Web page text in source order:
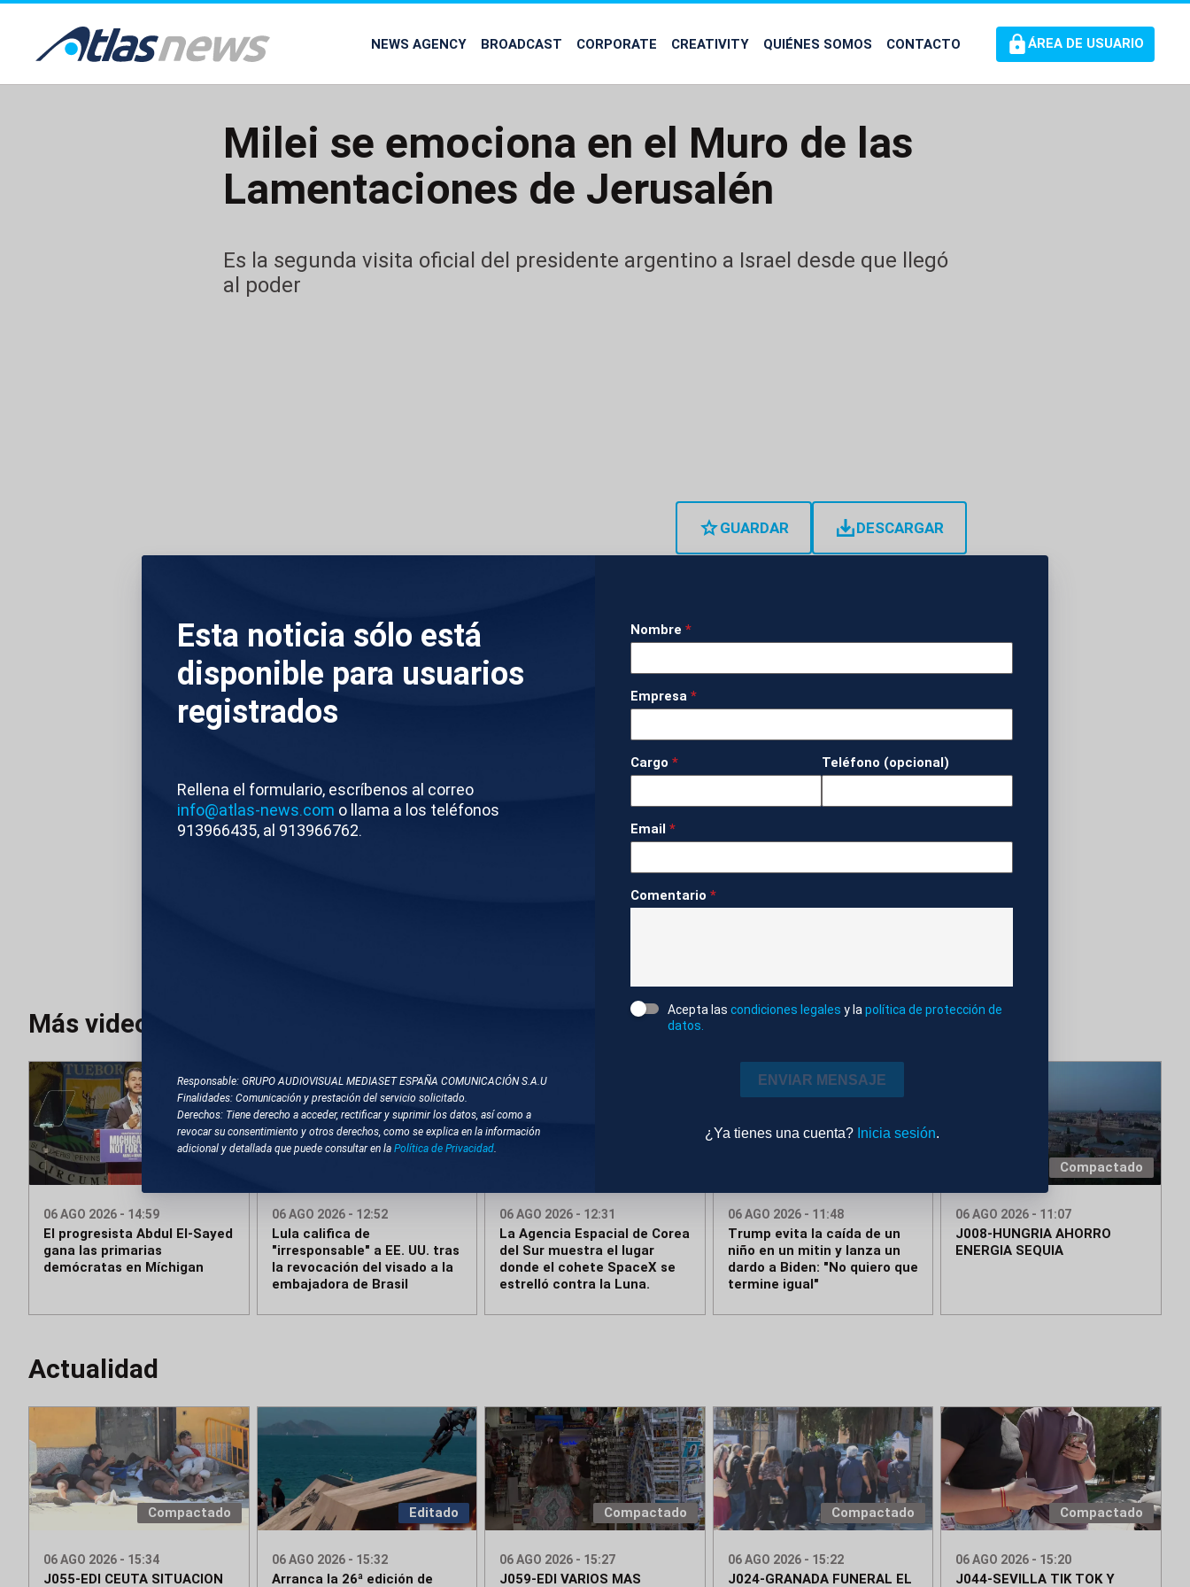
common.go-to-content
NEWS AGENCY BROADCAST CORPORATE CREATIVITY QUIÉNES SOMOS CONTACTO ÁREA DE USUARIO
Milei se emociona en el Muro de las
Lamentaciones de Jerusalén
Es la segunda visita oficial del presidente argentino a Israel desde que llegó
al poder
GUARDAR DESCARGAR
Esta noticia sólo está
disponible para usuarios
registrados
Rellena el formulario, escríbenos al correo
info@atlas-news.com o llama a los teléfonos
913966435, al 913966762.
Responsable: GRUPO AUDIOVISUAL MEDIASET ESPAÑA COMUNICACIÓN S.A.U
Finalidades: Comunicación y prestación del servicio solicitado.
Derechos: Tiene derecho a acceder, rectificar y suprimir los datos, así como a
revocar su consentimiento y otros derechos, como se explica en la información
adicional y detallada que puede consultar en la Política de Privacidad.
Nombre *
Empresa *
Cargo * Teléfono (opcional)
Email *
Comentario *
Acepta las condiciones legales y la política de protección de
datos.
ENVIAR MENSAJE
¿Ya tienes una cuenta? Inicia sesión.
En Israel, el presidente argentino Javier Milei se ha emocionado en su visita al Muro de
las Lamentaciones de Jerusalén. El argentino ha roto a llorar tras rezar en el lugar más
sagrado para los judíos. Es la segunda visita oficial de Milei a Israel desde que llegó al
poder, que también se ha reunido con el primer ministro israelí, Benjamin Netanyahu.
ATLAS Editado Internacional
MURO DE LAS LAMENTACIONES
Más videos
06 AGO 2026 - 14:59
El progresista Abdul El-Sayed
gana las primarias
demócratas en Míchigan
06 AGO 2026 - 12:52
Lula califica de
"irresponsable" a EE. UU. tras
la revocación del visado a la
embajadora de Brasil
06 AGO 2026 - 12:31
La Agencia Espacial de Corea
del Sur muestra el lugar
donde el cohete SpaceX se
estrelló contra la Luna.
06 AGO 2026 - 11:48
Trump evita la caída de un
niño en un mitin y lanza un
dardo a Biden: "No quiero que
termine igual"
Compactado
06 AGO 2026 - 11:07
J008-HUNGRIA AHORRO
ENERGIA SEQUIA
Actualidad
Compactado
06 AGO 2026 - 15:34
J055-EDI CEUTA SITUACION
Editado
06 AGO 2026 - 15:32
Arranca la 26ª edición de
Compactado
06 AGO 2026 - 15:27
J059-EDI VARIOS MAS
Compactado
06 AGO 2026 - 15:22
J024-GRANADA FUNERAL EL
Compactado
06 AGO 2026 - 15:20
J044-SEVILLA TIK TOK Y